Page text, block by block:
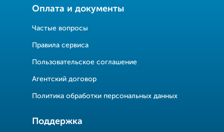
Оплата и документы
Частые вопросы
Правила сервиса
Пользовательское соглашение
Агентский договор
Политика обработки персональных данных
Поддержка